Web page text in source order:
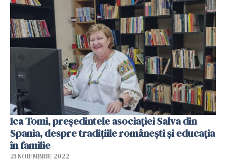
Ica Tomi, președintele asociației Salva din
Spania, despre tradițiile românești și educația
în familie
21 NOIEMBRIE 2022